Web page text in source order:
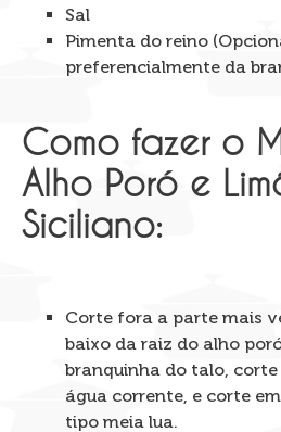
Sal
Pimenta do reino
preferencialmente da
Como fazer o
Alho Poró e
Siciliano:
Corte fora a parte mais
baixo da raiz do alho
branquinha do talo,
água corrente, e corte
tipo meia lua.